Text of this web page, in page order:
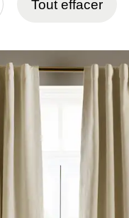
Tout effacer